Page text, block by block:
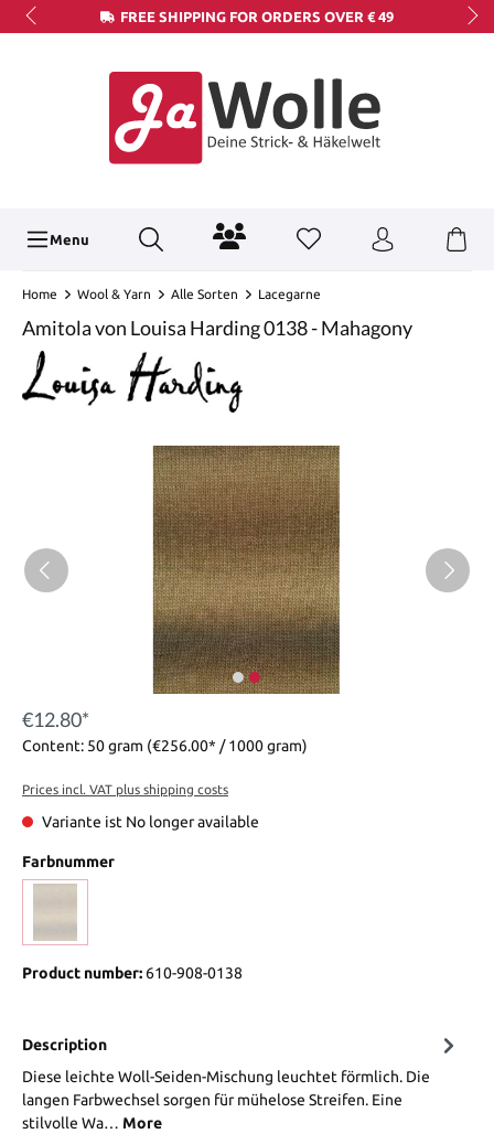
FREE SHIPPING FOR ORDERS OVER € 49
Menu
Home Wool & Yarn Alle Sorten Lacegarne
Amitola von Louisa Harding 0138 - Mahagony
€12.80*
Content: 50 gram (€256.00* / 1000 gram)
Prices incl. VAT plus shipping costs
Variante ist No longer available
Farbnummer
Product number: 610-908-0138
Description
Diese leichte Woll-Seiden-Mischung leuchtet förmlich. Die
langen Farbwechsel sorgen für mühelose Streifen. Eine
stilvolle Wa… More